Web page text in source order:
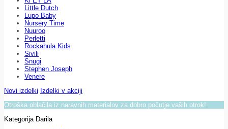
Little Dutch
Lupo Baby
Nursery Time
Nuuroo
Perletti
Rockahula Kids
Sivili
Snugi
Stephen Joseph
Venere
Novi izdelki Izdelki v akciji
Otroška oblačila iz naravnih materialov za dobro počutje vaših otrok!
Kategorija Darila